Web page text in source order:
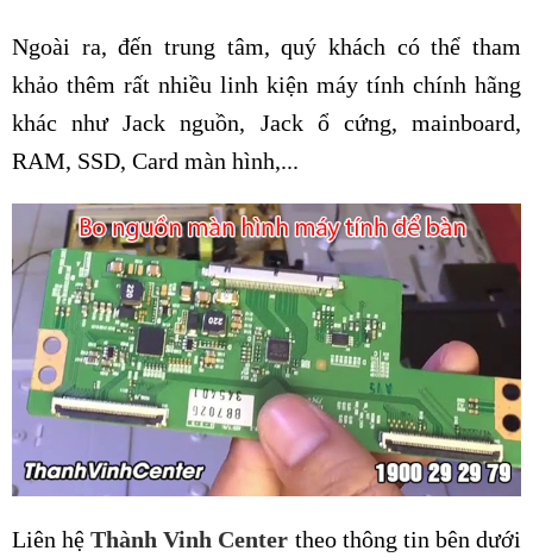
Ngoài ra, đến trung tâm, quý khách có thể tham
khảo thêm rất nhiều linh kiện máy tính chính hãng
khác như Jack nguồn, Jack ổ cứng, mainboard,
RAM, SSD, Card màn hình,...
Liên hệThành Vinh Center theo thông tin bên dưới